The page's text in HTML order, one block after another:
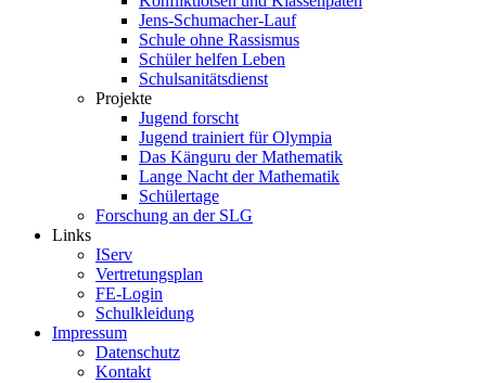
Jens-Schumacher-Lauf
Schule ohne Rassismus
Schüler helfen Leben
Schulsanitätsdienst
Projekte
Jugend forscht
Jugend trainiert für Olympia
Das Känguru der Mathematik
Lange Nacht der Mathematik
Schülertage
Forschung an der SLG
Links
IServ
Vertretungsplan
FE-Login
Schulkleidung
Impressum
Datenschutz
Kontakt